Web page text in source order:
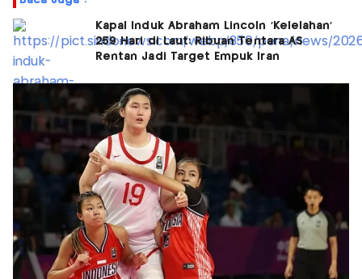
Kapal Induk Abraham Lincoln 'Kelelahan'
259 Hari di Laut: Ribuan Tentara AS
Rentan Jadi Target Empuk Iran